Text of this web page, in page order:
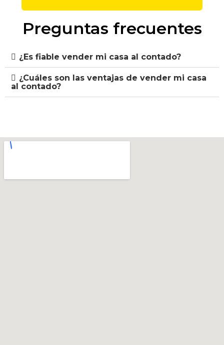
Preguntas frecuentes
¿Es fiable vender mi casa al contado?
¿Cuáles son las ventajas de vender mi casa
al contado?